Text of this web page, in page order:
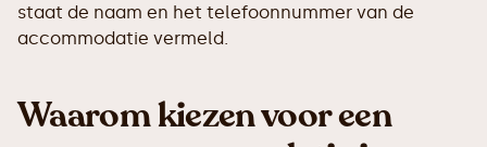
staat de naam en het telefoonnummer van de
accommodatie vermeld.
Waarom kiezen voor een